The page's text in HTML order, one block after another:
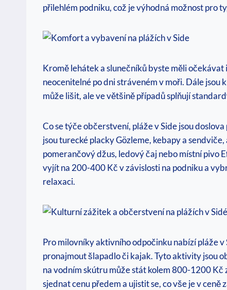
přilehlém podniku, což je výhodná možnost pro
Kromě lehátek a slunečníků byste měli
neocenitelné po dni stráveném v moři. Dále
může lišit, ale ve většině případů splňují
Co se týče občerstvení, pláže v Side jsou
jsou turecké placky Gözleme, kebapy a
pomerančový džus, ledový čaj nebo místní pivo
vyjít na 200-400 Kč v závislosti na podniku a
relaxaci.
Pro milovníky aktivního odpočinku nabízí pláže
pronajmout šlapadlo či kajak. Tyto aktivity jsou
na vodním skútru může stát kolem 800-1200
sjednat cenu předem a ujistit se, co vše je v ceně